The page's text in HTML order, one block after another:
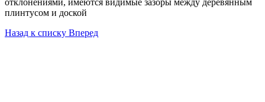
отклонениями, имеются видимые зазоры между деревянным
плинтусом и доской
Назад к списку Вперед